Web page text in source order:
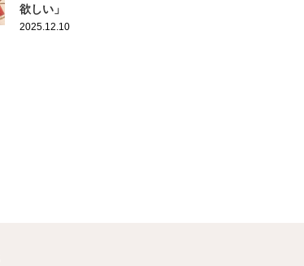
欲しい」
2025.12.10